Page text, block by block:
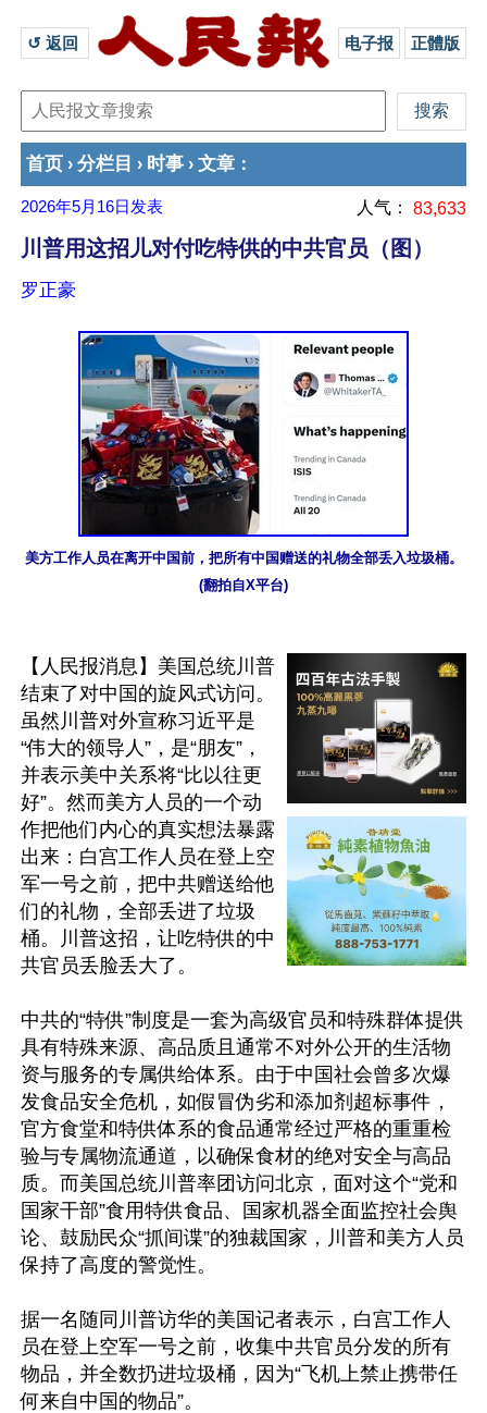
↺ 返回 电子报 正體版
首页 › 分栏目 › 时事 › 文章 ：
2026年5月16日 发表 人气： 83,633
川普用这招儿对付吃特供的中共官员（图）
罗正豪
美方工作人员在离开中国前，把所有中国赠送的礼物全部丢入垃圾桶。
(翻拍自X平台)
【人民报消息】美国总统川普
结束了对中国的旋风式访问。
虽然川普对外宣称习近平是
“伟大的领导人”，是“朋友”，
并表示美中关系将“比以往更
好”。然而美方人员的一个动
作把他们内心的真实想法暴露
出来：白宫工作人员在登上空
军一号之前，把中共赠送给他
们的礼物，全部丢进了垃圾
桶。川普这招，让吃特供的中
共官员丢脸丢大了。
中共的“特供”制度是一套为高级官员和特殊群体提供
具有特殊来源、高品质且通常不对外公开的生活物
资与服务的专属供给体系。由于中国社会曾多次爆
发食品安全危机，如假冒伪劣和添加剂超标事件，
官方食堂和特供体系的食品通常经过严格的重重检
验与专属物流通道，以确保食材的绝对安全与高品
质。而美国总统川普率团访问北京，面对这个“党和
国家干部”食用特供食品、国家机器全面监控社会舆
论、鼓励民众“抓间谍”的独裁国家，川普和美方人员
保持了高度的警觉性。
据一名随同川普访华的美国记者表示，白宫工作人
员在登上空军一号之前，收集中共官员分发的所有
物品，并全数扔进垃圾桶，因为“飞机上禁止携带任
何来自中国的物品”。